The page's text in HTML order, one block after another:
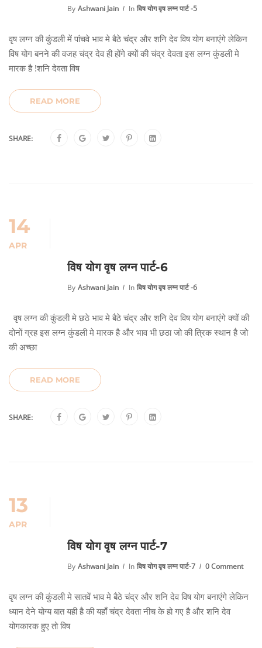
By Ashwani Jain In विष योग वृष लग्न पार्ट -5
वृष लग्न की कुंडली में पांचवे भाव मे बैठे चंद्र और शनि देव विष योग बनाएंगे लेकिन
विष योग बनने की वजह चंद्र देव ही होंगे क्यों की चंद्र देवता इस लग्न कुंडली मे
मारक है !शनि देवता विष
READ MORE
SHARE:
14
APR
विष योग वृष लग्न पार्ट-6
By Ashwani Jain In विष योग वृष लग्न पार्ट -6
वृष लग्न की कुंडली मे छठे भाव मे बैठे चंद्र और शनि देव विष योग बनाएंगे क्यों की
दोनों ग्रह इस लग्न कुंडली मे मारक है और भाव भी छठा जो की त्रिक स्थान है जो
की अच्छा
READ MORE
SHARE:
13
APR
विष योग वृष लग्न पार्ट-7
By Ashwani Jain In विष योग वृष लग्न पार्ट-7 0 Comment
वृष लग्न की कुंडली मे सातवें भाव मे बैठे चंद्र और शनि देव विष योग बनाएंगे लेकिन
ध्यान देने योग्य बात यही है की यहाँ चंद्र देवता नीच के हो गए है और शनि देव
योगकारक हुए तो विष